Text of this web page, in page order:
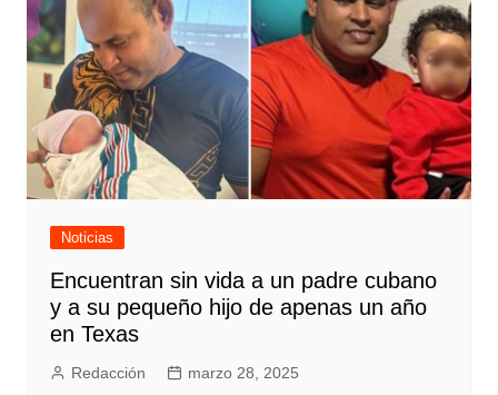
Noticias
Encuentran sin vida a un padre cubano
y a su pequeño hijo de apenas un año
en Texas
Redacción marzo 28, 2025